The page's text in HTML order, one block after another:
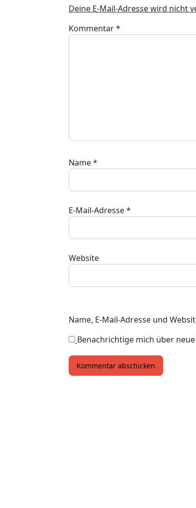
Deine E-Mail-Adresse wird nicht
Kommentar*
Name*
E-Mail-Adresse*
Website
Name, E-Mail-Adresse und
Benachrichtige mich über